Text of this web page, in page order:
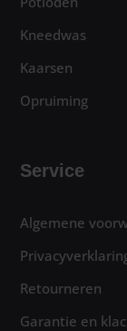
Kneedwas
Kaarsen
Opruiming
Service
Algemene
Retourneren
Garantie en